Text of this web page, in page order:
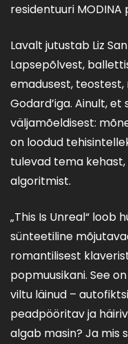
residentuuri
Lavalt jutustab Liz
Lapsepõlvest,
emadusest, teostest,
Godard’iga. Ainult,
väljamõeldisest:
on loodud
tulevad tema
algoritmist.
„This Is Unreal“ loob
sünteetiline
romantilisest
popmuusikani. See
viltu läinud –
peadpööritav ja
algab masin? Ja mis